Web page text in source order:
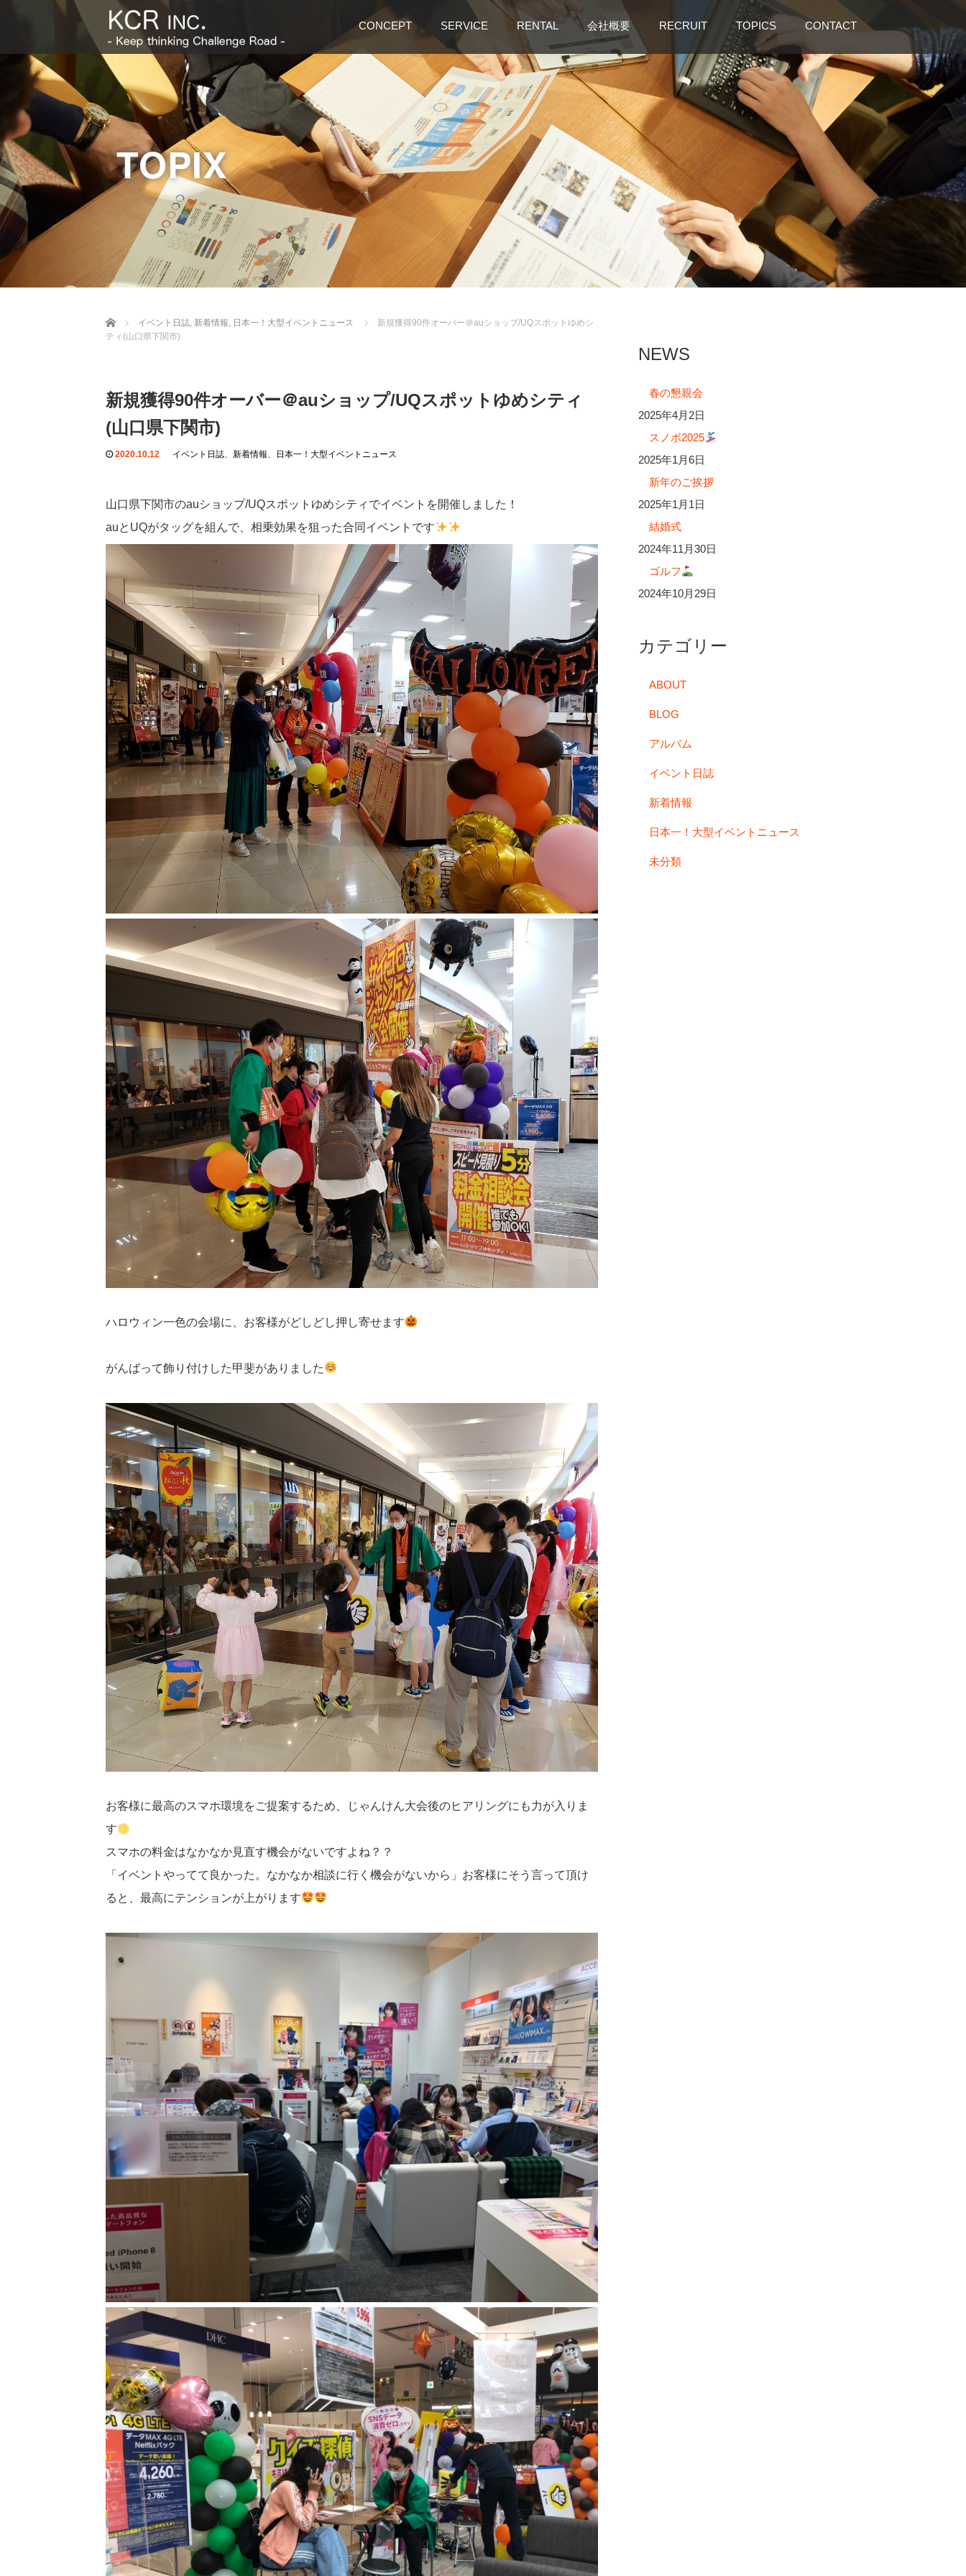
CONCEPT SERVICE RENTAL 会社概要 RECRUIT TOPICS CONTACT
TOPIX
Home イベント日誌, 新着情報, 日本一！大型イベントニュース
新規獲得90件オーバー＠auショップ/UQスポットゆめシ
ティ(山口県下関市)
新規獲得90件オーバー＠auショップ/UQスポットゆめシティ
(山口県下関市)
2020.10.12 イベント日誌、 新着情報、 日本一！大型イベントニュース
山口県下関市のauショップ/UQスポットゆめシティでイベントを開催しました！
auとUQがタッグを組んで、相乗効果を狙った合同イベントです
ハロウィン一色の会場に、お客様がどしどし押し寄せます
がんばって飾り付けした甲斐がありました
お客様に最高のスマホ環境をご提案するため、じゃんけん大会後のヒアリングにも力が入りま
す
スマホの料金はなかなか見直す機会がないですよね？？
「イベントやってて良かった。なかなか相談に行く機会がないから」お客様にそう言って頂け
ると、最高にテンションが上がります
NEWS
春の懇親会
2025年4月2日
スノボ2025
2025年1月6日
新年のご挨拶
2025年1月1日
結婚式
2024年11月30日
ゴルフ
2024年10月29日
カテゴリー
ABOUT
BLOG
アルバム
イベント日誌
新着情報
日本一！大型イベントニュース
未分類